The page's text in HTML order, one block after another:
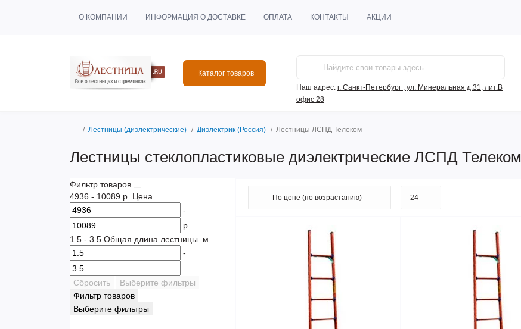
О КОМПАНИИ ИНФОРМАЦИЯ О ДОСТАВКЕ ОПЛАТА КОНТАКТЫ АКЦИИ
Каталог товаров
Наш адрес: г. Санкт-Петербург , ул. Минеральная д.31, лит.В
офис 28
Лестницы (диэлектрические) Диэлектрик (Россия) Лестницы ЛСПД Телеком
Лестницы стеклопластиковые диэлектрические ЛСПД Телеком
Фильтр товаров
4936 - 10089 р. Цена
-
р.
1.5 - 3.5 Общая длина лестницы. м
-
Сбросить
Выберите фильтры
Фильтр товаров
Выберите фильтры